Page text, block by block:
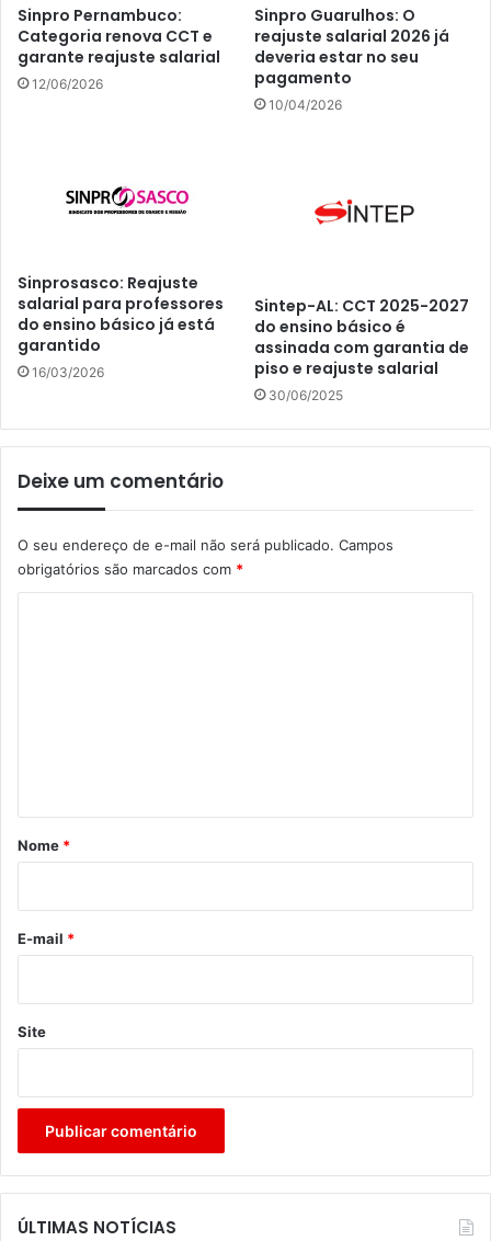
Sinpro Pernambuco:
Categoria renova CCT e
garante reajuste salarial
12/06/2026
Sinpro Guarulhos: O
reajuste salarial 2026 já
deveria estar no seu
pagamento
10/04/2026
Sinprosasco: Reajuste
salarial para professores
do ensino básico já está
garantido
16/03/2026
Sintep-AL: CCT 2025-2027
do ensino básico é
assinada com garantia de
piso e reajuste salarial
30/06/2025
Deixe um comentário
O seu endereço de e-mail não será publicado. Campos
obrigatórios são marcados com *
r
*
Nome *
E-mail *
Site
ÚLTIMAS NOTÍCIAS